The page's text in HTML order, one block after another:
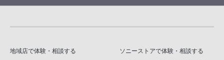
地域店で体験・相談する ソニーストアで体験・相談する